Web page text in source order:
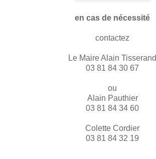
en cas de nécessité
contactez
Le Maire Alain Tisserand
03 81 84 30 67
ou
Alain Pauthier
03 81 84 34 60
Colette Cordier
03 81 84 32 19